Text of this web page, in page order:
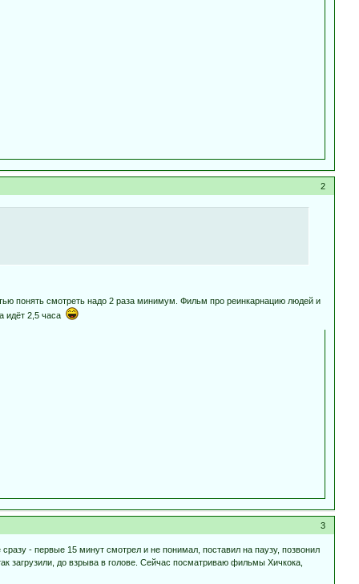
2
понять смотреть надо 2 раза минимум. Фильм про реинкарнацию людей и
идёт 2,5 часа
3
- первые 15 минут смотрел и не понимал, поставил на паузу, позвонил
загрузили, до взрыва в голове. Сейчас посматриваю фильмы Хичкока,